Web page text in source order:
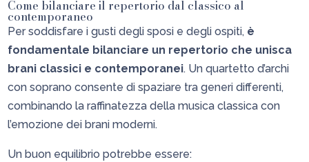
Come bilanciare il repertorio dal classico al
contemporaneo
Per soddisfare i gusti degli sposi e degli ospiti, è
fondamentale bilanciare un repertorio che unisca
brani classici e contemporanei. Un quartetto d’archi
con soprano consente di spaziare tra generi differenti,
combinando la raffinatezza della musica classica con
l’emozione dei brani moderni.
Un buon equilibrio potrebbe essere: